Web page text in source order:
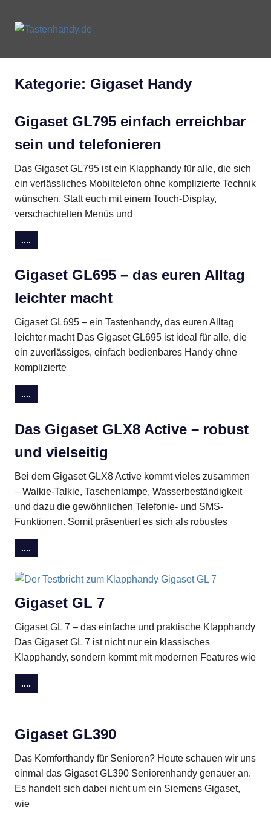
Inhalt
Phones
Kategorie: Gigaset Handy
Gigaset GL795 einfach erreichbar
sein und telefonieren
Das Gigaset GL795 ist ein Klapphandy für alle, die sich
ein verlässliches Mobiltelefon ohne komplizierte Technik
wünschen. Statt euch mit einem Touch-Display,
verschachtelten Menüs und
....
Gigaset GL695 – das euren Alltag
leichter macht
Gigaset GL695 – ein Tastenhandy, das euren Alltag
leichter macht Das Gigaset GL695 ist ideal für alle, die
ein zuverlässiges, einfach bedienbares Handy ohne
komplizierte
....
Das Gigaset GLX8 Active – robust
und vielseitig
Bei dem Gigaset GLX8 Active kommt vieles zusammen
– Walkie-Talkie, Taschenlampe, Wasserbeständigkeit
und dazu die gewöhnlichen Telefonie- und SMS-
Funktionen. Somit präsentiert es sich als robustes
....
Gigaset GL 7
Gigaset GL 7 – das einfache und praktische Klapphandy
Das Gigaset GL 7 ist nicht nur ein klassisches
Klapphandy, sondern kommt mit modernen Features wie
....
Gigaset GL390
Das Komforthandy für Senioren? Heute schauen wir uns
einmal das Gigaset GL390 Seniorenhandy genauer an.
Es handelt sich dabei nicht um ein Siemens Gigaset,
wie